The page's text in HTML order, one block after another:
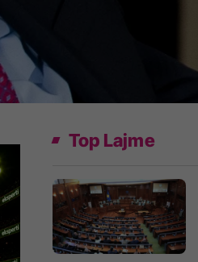
Top Lajme